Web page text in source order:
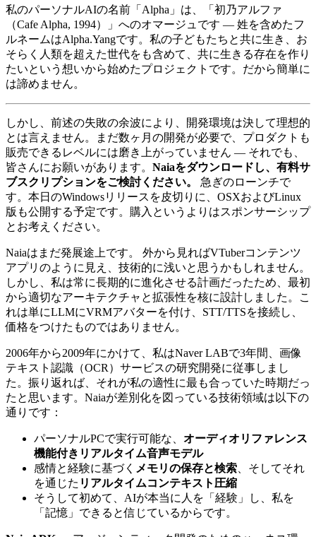
私のパーソナルAIの名前「Alpha」は、「初乃アルファ
（Cafe Alpha, 1994）」へのオマージュです — 姓を含めたフ
ルネームはAlpha.Yangです。私の子どもたちと共に生き、お
そらく人類を超えた世代をも含めて、共に生きる存在を作り
たいという想いから始めたプロジェクトです。だから簡単に
は諦めません。
しかし、前述の失敗の余波により、開発環境は決して理想的
とは言えません。まだ数ヶ月の開発が必要で、プロダクトも
販売できるレベルには磨き上がっていません — それでも、
皆さんにお願いがあります。 Naiaをダウンロードし、有料サ
ブスクリプションをご検討ください。
急ぎのローンチで
す。本日のWindowsリリースを皮切りに、OSXおよびLinux
版も公開する予定です。購入というよりはスポンサーシップ
とお考えください。
Naiaはまだ発展途上です。 外から見ればVTuberコンテンツ
アプリのように見え、技術的に浅いと思うかもしれません。
しかし、私は常に長期的に進化させる計画だったため、最初
から適切なアーキテクチャと拡張性を核に設計しました。こ
れは単にLLMにVRMアバターを付け、STT/TTSを接続し、
価格をつけたものではありません。
2006年から2009年にかけて、私はNaver LABで3年間、画像
テキスト認識（OCR）サービスの研究開発に従事しまし
た。振り返れば、それが私の適性に最も合っていた時期だっ
たと思います。Naiaが差別化を図っている技術領域は以下の
通りです：
パーソナルPCで実行可能な、 オーディオリファレンス
機能付きリアルタイム音声モデル
感情と経験に基づく メモリの保存と検索 、そしてそれ
を通じた リアルタイムコンテキスト圧縮
そうして初めて、AIが本当に人を「経験」し、私を
「記憶」できると信じているからです。